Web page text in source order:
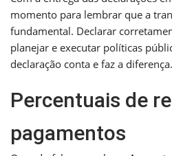
momento para lembrar que a
fundamental. Declarar
planejar e executar políticas
declaração conta e faz a diferença.
Percentuais de
pagamentos